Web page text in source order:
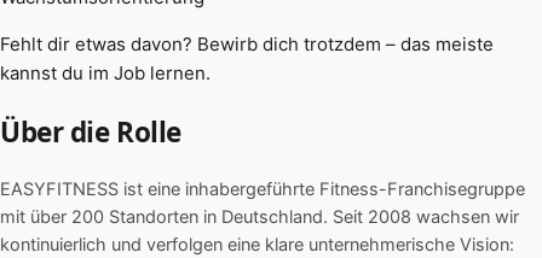
Fehlt dir etwas davon? Bewirb dich trotzdem – das meiste
kannst du im Job lernen.
Über die Rolle
EASYFITNESS ist eine inhabergeführte Fitness-Franchisegruppe
mit über 200 Standorten in Deutschland. Seit 2008 wachsen wir
kontinuierlich und verfolgen eine klare unternehmerische Vision: